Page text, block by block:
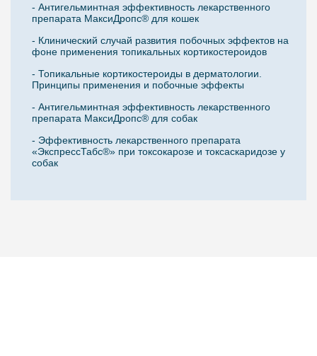
- Антигельминтная эффективность лекарственного
препарата МаксиДропс® для кошек
- Клинический случай развития побочных эффектов на
фоне применения топикальных кортикостероидов
- Топикальные кортикостероиды в дерматологии.
Принципы применения и побочные эффекты
- Антигельминтная эффективность лекарственного
препарата МаксиДропс® для собак
- Эффективность лекарственного препарата
«ЭкспрессТабс®» при токсокарозе и токсаскаридозе у
собак